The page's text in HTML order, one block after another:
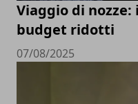
Viaggio di
budget ridotti
07/08/2025